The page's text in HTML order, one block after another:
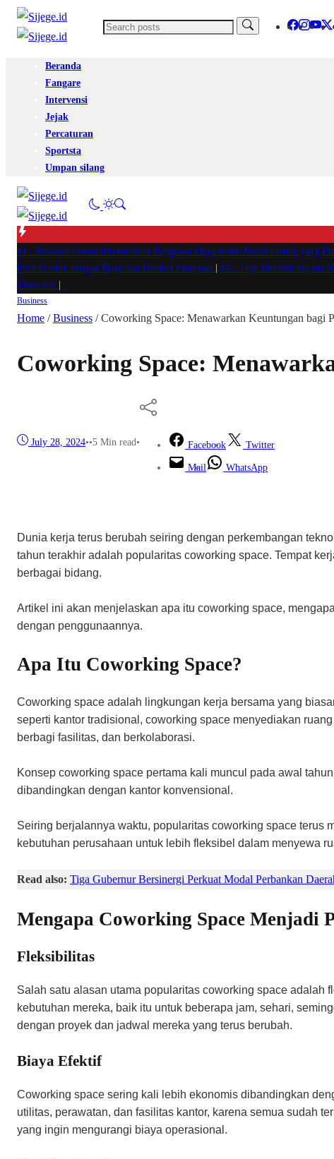
Beranda
Fangare
Intervensi
Jejak
Percaturan
Sportsta
Umpan silang
#1 - Masalah Utama Infrastruktur Pengisian Daya untuk Mobil Listrik yang
Pilih Produk dengan Bijak dan Hindari Penipuan
#4 - Tips Memilih Sepatu
Maksimal
Business
Home /Business /Coworking Space: Menawarkan Keuntungan bagi
Coworking Space:
July 28, 2024••5 Min read• Facebook Twitter
Mail WhatsApp
Dunia kerja terus berubah seiring dengan perkembangan
tahun terakhir adalah popularitas coworking space. Tempat
berbagai bidang.
Artikel ini akan menjelaskan apa itu coworking space,
dengan penggunaannya.
Apa Itu Coworking Space?
Coworking space adalah lingkungan kerja bersama yang
seperti kantor tradisional, coworking space menyediakan
berbagi fasilitas, dan berkolaborasi.
Konsep coworking space pertama kali muncul pada awal
dibandingkan dengan kantor konvensional.
Seiring berjalannya waktu, popularitas coworking space terus
kebutuhan perusahaan untuk lebih fleksibel dalam menyewa
Read also: Tiga Gubernur Bersinergi Perkuat Modal Perbankan
Mengapa Coworking Space Menjadi
Fleksibilitas
Salah satu alasan utama popularitas coworking space adalah
kebutuhan mereka, baik itu untuk beberapa jam, sehari,
dengan proyek dan jadwal mereka yang terus berubah.
Biaya Efektif
Coworking space sering kali lebih ekonomis dibandingkan
utilitas, perawatan, dan fasilitas kantor, karena semua sudah
yang ingin mengurangi biaya operasional.